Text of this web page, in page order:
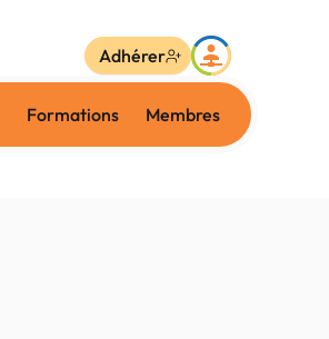
Formations Membres
Adhérer